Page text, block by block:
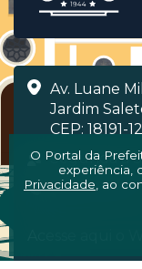
Av. Luane
Jardim
CEP: 18191-
Segunda à
(15) 3281-
Acesse aqui o
O Portal da
experiência,
Privacidade, ao